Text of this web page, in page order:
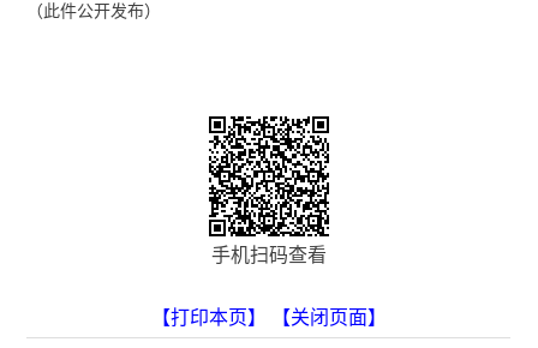
（此件公开发布）
手机扫码查看
【打印本页】 【关闭页面】